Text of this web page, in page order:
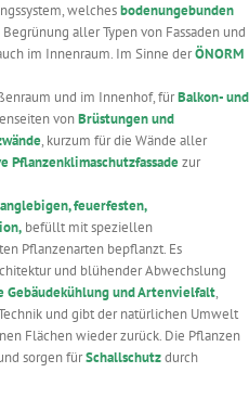
welchesbodenungebunden
aller Typen von Fassaden und
im Innenraum. Im Sinne derÖNORM
und im Innenhof, fürBalkon- und
vonBrüstungen und
, kurzum für die Wände aller
Pflanzenklimaschutzfassadezur
feuerfesten,
befüllt mit speziellen
Pflanzenarten bepflanzt. Es
und blühender Abwechslung
Gebäudekühlung und Artenvielfalt,
und gibt der natürlichen Umwelt
Flächen wieder zurück. Die Pflanzen
sorgen fürSchallschutzdurch